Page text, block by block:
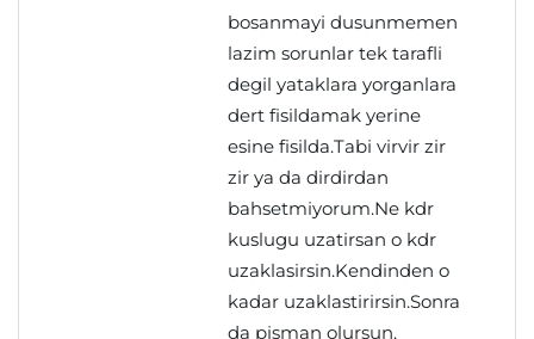
bosanmayi dusunmemen
lazim sorunlar tek tarafli
degil yataklara yorganlara
dert fisildamak yerine
esine fisilda.Tabi virvir zir
zir ya da dirdirdan
bahsetmiyorum.Ne kdr
kuslugu uzatirsan o kdr
uzaklasirsin.Kendinden o
kadar uzaklastirirsin.Sonra
da pisman olursun.